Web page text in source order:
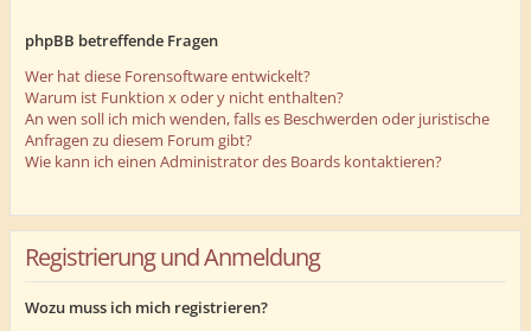
phpBB betreffende Fragen
Wer hat diese Forensoftware entwickelt?
Warum ist Funktion x oder y nicht enthalten?
An wen soll ich mich wenden, falls es Beschwerden oder juristische
Anfragen zu diesem Forum gibt?
Wie kann ich einen Administrator des Boards kontaktieren?
Registrierung und Anmeldung
Wozu muss ich mich registrieren?